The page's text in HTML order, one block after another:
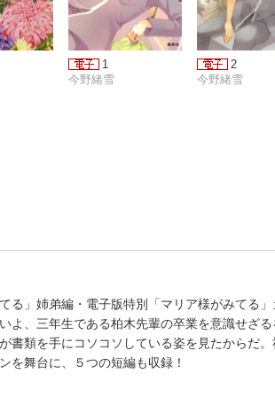
1
今野緒雪
2
今野緒雪
てる」姉弟編・電子版特別「マリア様がみて
よ、三年生である柏木先輩の卒業を意識せざ
書類を手にコソコソしている姿を見たから
を舞台に、５つの短編も収録！